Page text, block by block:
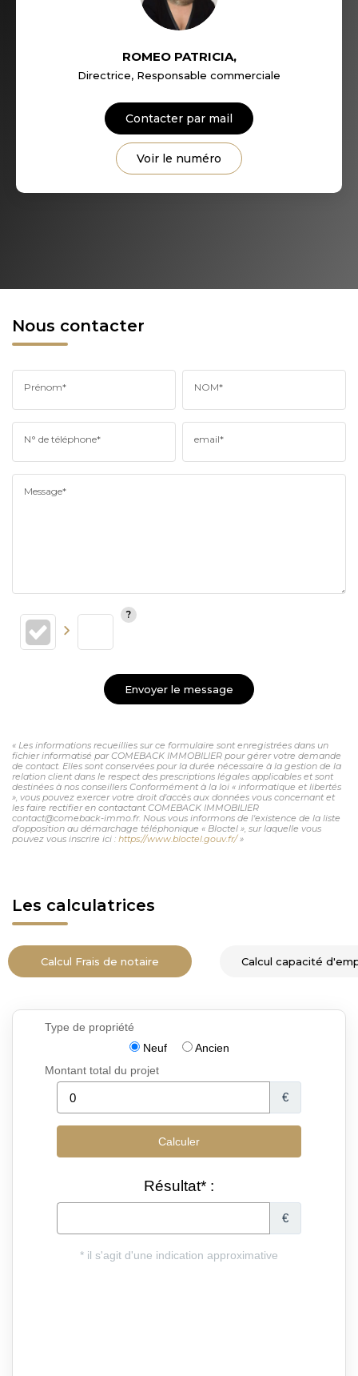
ROMEO PATRICIA,
Directrice, Responsable commerciale
Contacter par mail
Voir le numéro
Nous contacter
Prénom* NOM*
N° de téléphone* email*
Message*
Envoyer le message
« Les informations recueillies sur ce formulaire sont enregistrées dans un
fichier informatisé par COMEBACK IMMOBILIER pour gérer votre demande
de contact. Elles sont conservées pour la durée nécessaire à la gestion de la
relation client dans le respect des prescriptions légales applicables et sont
destinées à nos conseillers Conformément à la loi « informatique et libertés
», vous pouvez exercer votre droit d'accès aux données vous concernant et
les faire rectifier en contactant COMEBACK IMMOBILIER
contact@comeback-immo.fr. Nous vous informons de l'existence de la liste
d'opposition au démarchage téléphonique « Bloctel », sur laquelle vous
pouvez vous inscrire ici : https://www.bloctel.gouv.fr/»
Les calculatrices
Calcul Frais de notaire Calcul capacité